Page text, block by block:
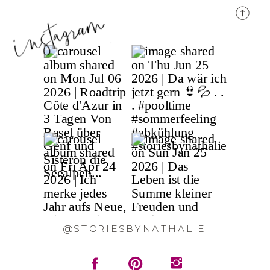
@STORIESBYNATHALIE